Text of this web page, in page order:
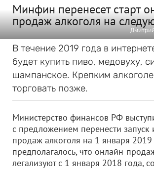
Минфин перенесет старт
продаж алкоголя на
В течение 2019 года в
будет купить пиво, медовуху,
шампанское. Крепким
торговать позже.
Министерство финансов РФ
с предложением перенести запуск
продаж алкоголя на 1 января 2019
предполагалось, что онлайн-
легализуют с 1 января 2018 года,